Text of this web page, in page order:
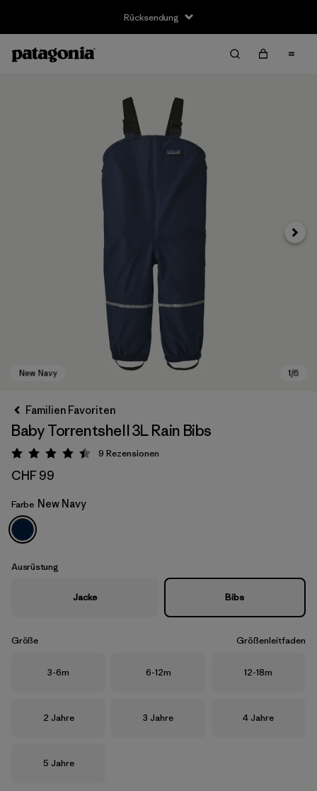
Rücksendung
New Navy
Familien Favoriten
Baby Torrentshell 3L Rain Bibs
Bewertung: 4.4 / 5
9 Rezensionen
CHF 99
Farbe New Navy
Ausrüstung
Jacke Bibs
Größe Größenleitfaden
Größe
3-6m Größe
6-12m Größe
12-18m
Größe
2 Jahre Größe
3 Jahre Größe
4 Jahre
Größe
5 Jahre